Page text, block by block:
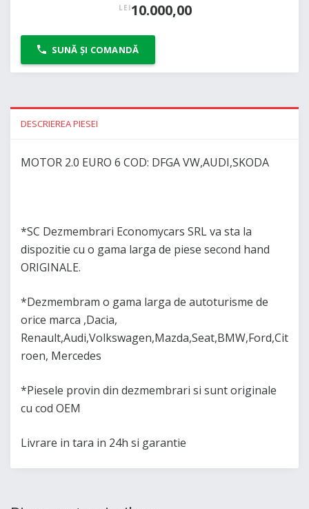
LEI10.000,00
SUNĂ ȘI COMANDĂ
DESCRIEREA PIESEI
MOTOR 2.0 EURO 6 COD: DFGA VW,AUDI,SKODA
*SC Dezmembrari Economycars SRL va sta la
dispozitie cu o gama larga de piese second hand
ORIGINALE.
*Dezmembram o gama larga de autoturisme de
orice marca ,Dacia,
Renault,Audi,Volkswagen,Mazda,Seat,BMW,Ford,Cit
roen, Mercedes
*Piesele provin din dezmembrari si sunt originale
cu cod OEM
Livrare in tara in 24h si garantie